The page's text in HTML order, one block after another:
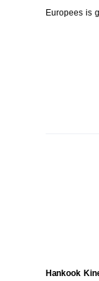
Europees is
Hankook